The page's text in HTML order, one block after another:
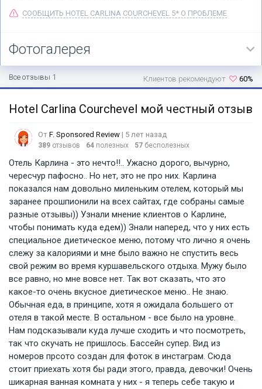
СООБЩИТЬ HOTEL CARLINA COURCHEVEL 5* О ПРОБЛЕМЕ
Фотогалерея
Все отзывы 1 60%
Клиентов рекомендуют
Hotel Carlina Courchevel мой честный отзыв
От F. Sponsored Review | 5 лет назад
389 отзывов 64 полезных 57 бесполезных
Отель Карлина - это нечто!!.. Ужасно дорого, вычурно,
чересчур пафосно.. Но нет, это не про них. Карлина
показался нам довольно миленьким отелем, который мы
заранее прошпионили на всех сайтах, где собраны самые
разные отзывы)) Узнали мнение клиентов о Карлине,
чтобы понимать куда едем)) Знали наперед, что у них есть
специальное диетическое меню, потому что лично я очень
слежу за калориями и мне было важно не спустить весь
свой режим во время куршавельского отдыха. Мужу было
все равно, но мне вовсе нет. Так вот сказать, что это
какое-то очень вкусное диетическое меню.. Не знаю.
Обычная еда, в принципе, хотя я ожидала большего от
отеля в такой месте. В остальном - все было на уровне.
Нам подсказывали куда лучше сходить и что посмотреть,
так что скучать не пришлось. Бассейн супер. Вид из
номеров прсото создан для фоток в инстаграм. Сюда
стоит приехать хотя бы ради этого, правда, девочки! Очень
шикарная ванная комната у них - я теперь себе такую и